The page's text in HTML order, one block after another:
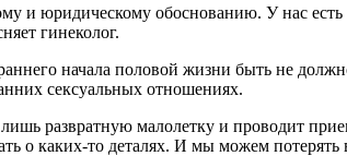
и юридическому обоснованию. У нас есть
гинеколог.
начала половой жизни быть не
сексуальных отношениях.
развратную малолетку и проводит
о каких-то деталях. И мы можем